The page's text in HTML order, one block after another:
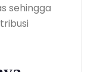
sehingga